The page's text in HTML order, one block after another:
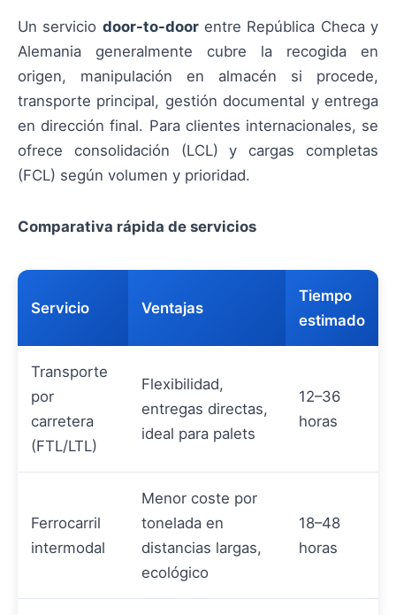
Un servicio door-to-doorentre República Checa y
Alemania generalmente cubre la recogida en
origen, manipulación en almacén si procede,
transporte principal, gestión documental y entrega
en dirección final. Para clientes internacionales, se
ofrece consolidación (LCL) y cargas completas
(FCL) según volumen y prioridad.
Comparativa rápida de servicios
Servicio Ventajas
Tiempo
estimado
Transporte
por
carretera
(FTL/LTL)
Flexibilidad,
entregas directas,
ideal para palets
12–36
horas
Ferrocarril
intermodal
Menor coste por
tonelada en
distancias largas,
ecológico
18–48
horas